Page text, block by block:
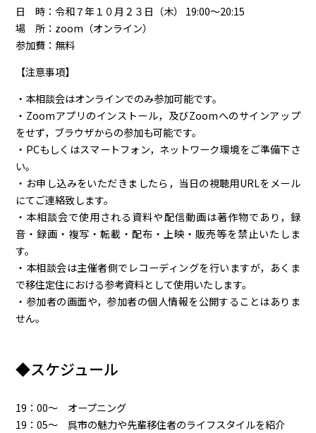
日 時：令和７年１０月２３日（木） 19:00～20:15
場 所：zoom（オンライン）
参加費：無料
【注意事項】
・本相談会はオンラインでのみ参加可能です。
・Zoomアプリのインストール，及びZoomへのサインアップ
をせず，ブラウザからの参加も可能です。
・PCもしくはスマートフォン，ネットワーク環境をご準備下さ
い。
・お申し込みをいただきましたら，当日の視聴用URLをメール
にてご連絡致します。
・本相談会で使用される資料や配信動画は著作物であり，録
音・録画・複写・転載・配布・上映・販売等を禁止いたしま
す。
・本相談会は主催者側でレコーディングを行いますが，あくま
で移住定住における参考資料として使用いたします。
・参加者の画面や，参加者の個人情報を公開することはありま
せん。
◆スケジュール
19：00～ オープニング
19：05～ 呉市の魅力や先輩移住者のライフスタイルを紹介